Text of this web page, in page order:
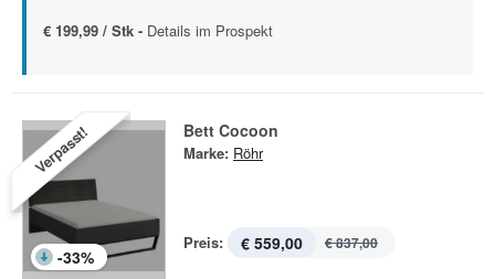
€ 199,99 / Stk - Details im Prospekt
Verpasst!
-33%
Bett Cocoon
Marke: Röhr
Preis: € 559,00 € 837,00